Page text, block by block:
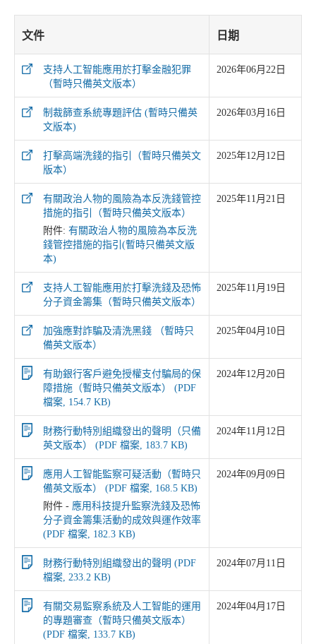
文件 日期
支持人工智能應用於打擊金融犯罪
（暫時只備英文版本）
2026年06月22日
制裁篩查系統專題評估 (暫時只備英
文版本)
2026年03月16日
打擊高端洗錢的指引（暫時只備英文
版本）
2025年12月12日
有關政治人物的風險為本反洗錢管控
措施的指引（暫時只備英文版本）
附件: 有關政治人物的風險為本反洗
錢管控措施的指引(暫時只備英文版
本)
2025年11月21日
支持人工智能應用於打擊洗錢及恐怖
分子資金籌集（暫時只備英文版本）
2025年11月19日
加強應對詐騙及清洗黑錢 （暫時只
備英文版本）
2025年04月10日
有助銀行客戶避免授權支付騙局的保
障措施（暫時只備英文版本） (PDF
檔案, 154.7 KB)
2024年12月20日
財務行動特別組織發出的聲明（只備
英文版本） (PDF 檔案, 183.7 KB)
2024年11月12日
應用人工智能監察可疑活動（暫時只
備英文版本） (PDF 檔案, 168.5 KB)
附件 - 應用科技提升監察洗錢及恐怖
分子資金籌集活動的成效與運作效率
(PDF 檔案, 182.3 KB)
2024年09月09日
財務行動特別組織發出的聲明 (PDF
檔案, 233.2 KB)
2024年07月11日
有關交易監察系統及人工智能的運用
的專題審查（暫時只備英文版本）
(PDF 檔案, 133.7 KB)
2024年04月17日